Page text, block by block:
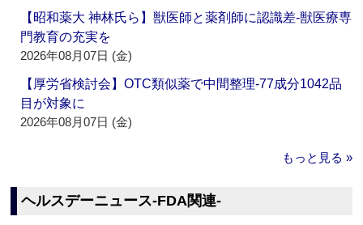
【昭和薬大 神林氏ら】獣医師と薬剤師に認識差‐獣医療専
門教育の充実を
2026年08月07日 (金)
【厚労省検討会】OTC類似薬で中間整理‐77成分1042品
目が対象に
2026年08月07日 (金)
もっと見る »
ヘルスデーニュース‐FDA関連‐